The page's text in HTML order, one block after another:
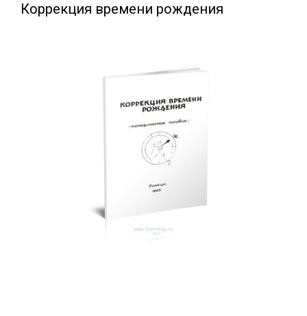
Коррекция времени рождения